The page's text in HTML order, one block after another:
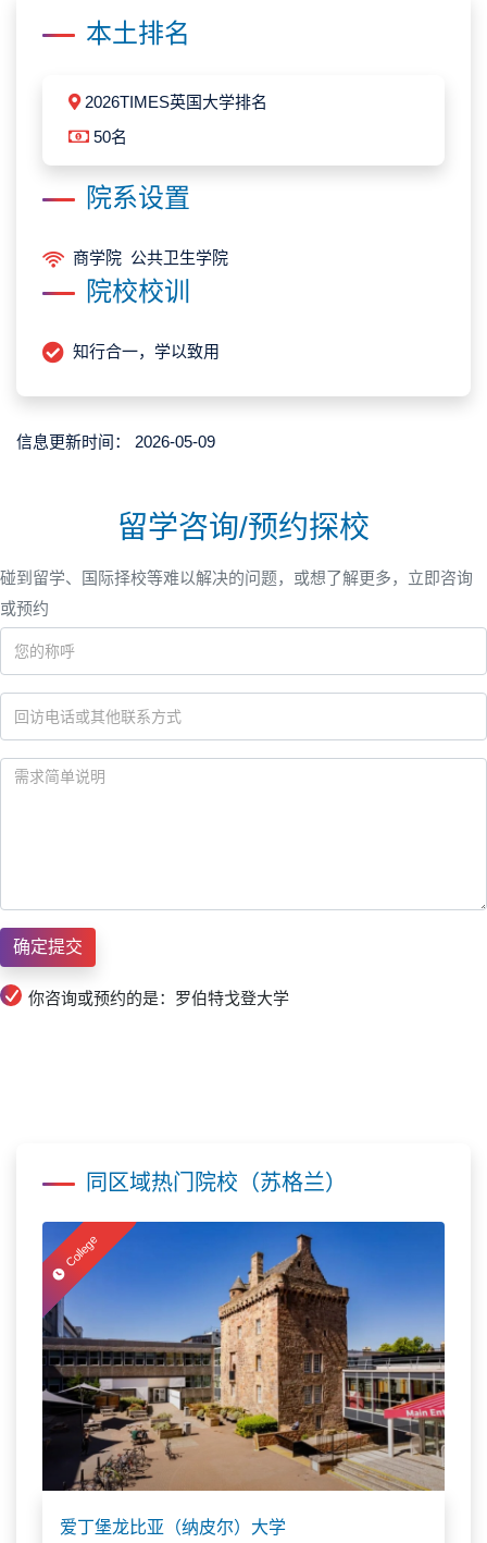
本土排名
2026TIMES英国大学排名
50名
院系设置
商学院 公共卫生学院
院校校训
知行合一，学以致用
信息更新时间： 2026-05-09
留学咨询/预约探校
碰到留学、国际择校等难以解决的问题，或想了解更多，立即咨询
或预约
你咨询或预约的是：罗伯特戈登大学
同区域热门院校（苏格兰）
College
爱丁堡龙比亚（纳皮尔）大学